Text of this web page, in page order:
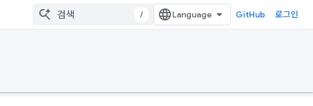
/ GitHub 로그인